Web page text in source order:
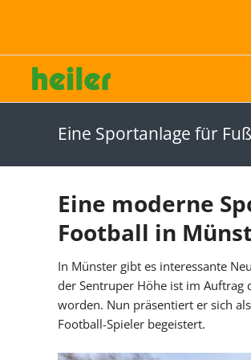
Unternehmen
Sporthybrid Turf
Sporthybrid R
Pflege von Hybridrasen
Eine Sportanlage für
Eine moderne
Football in
In Münster gibt es interessante
der Sentruper Höhe ist im Auftrag
worden. Nun präsentiert er sich
Football-Spieler begeistert.